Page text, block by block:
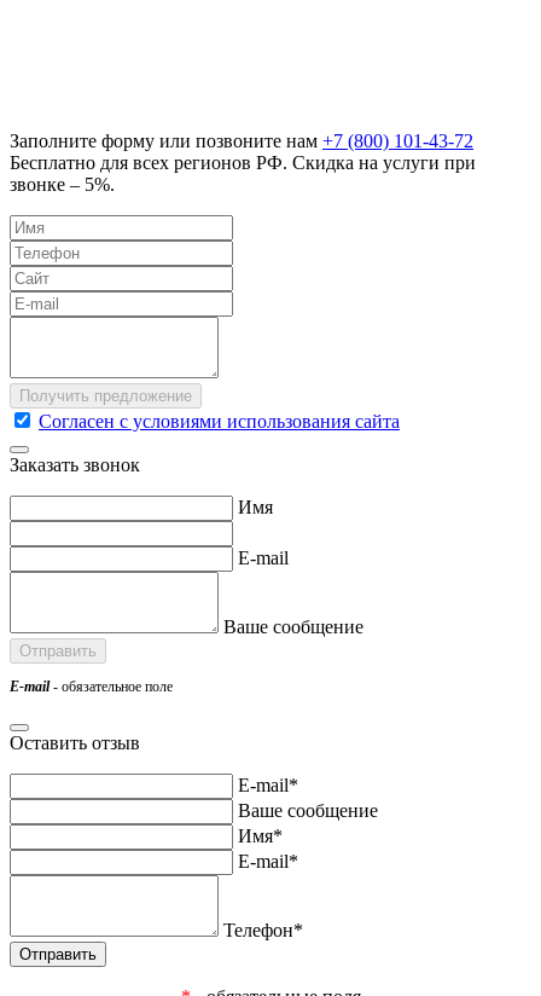
Заполните форму или позвоните нам +7 (800) 101-43-72
Бесплатно для всех регионов РФ. Скидка на услуги при
звонке – 5%.
Согласен с условиями использования сайта
Заказать звонок
Имя
E-mail
Ваше сообщение
E-mail- обязательное поле
Оставить отзыв
E-mail*
Ваше сообщение
Имя*
E-mail*
Телефон*